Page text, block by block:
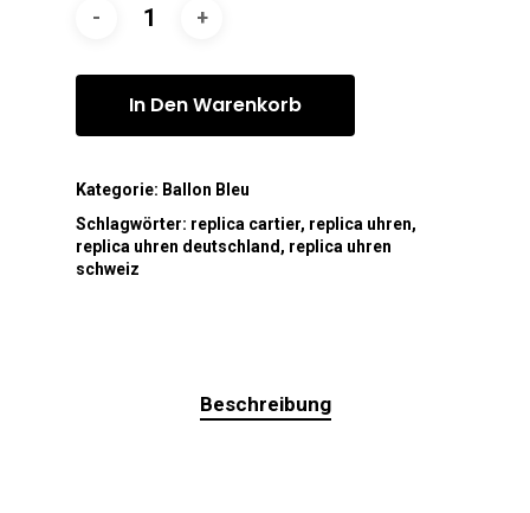
In Den Warenkorb
Kategorie: Ballon Bleu
Schlagwörter: replica cartier, replica uhren,
replica uhren deutschland , replica uhren
schweiz
Beschreibung